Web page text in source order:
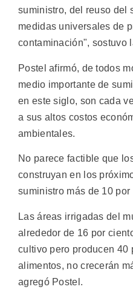
suministro, del reuso del
medidas universales de
contaminación", sostuvo
Postel afirmó, de todos
medio importante de
en este siglo, son cada
a sus altos costos
ambientales.
No parece factible que
construyan en los
suministro más de 10 por
Las áreas irrigadas del
alrededor de 16 por
cultivo pero producen 40
alimentos, no crecerán
agregó Postel.